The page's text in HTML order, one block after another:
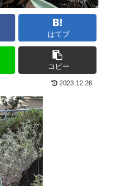
はてブ
コピー
2023.12.26